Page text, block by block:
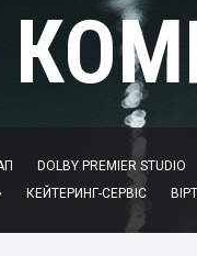
DOLBY PREMIER STUDIO
КЕЙТЕРИНГ-СЕРВІС